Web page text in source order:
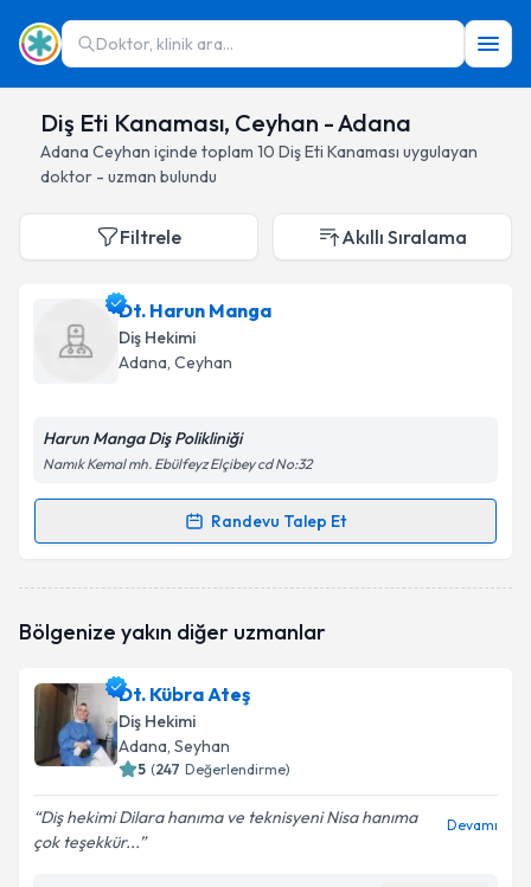
Doktor, klinik ara...
Diş Eti Kanaması, Ceyhan - Adana
Adana Ceyhan içinde toplam 10 Diş Eti Kanaması uygulayan
doktor - uzman bulundu
Filtrele Akıllı Sıralama
Dt. Harun Manga
Diş Hekimi
Adana, Ceyhan
Harun Manga Diş Polikliniği
Namık Kemal mh. Ebülfeyz Elçibey cd No:32
Randevu Talep Et
Randevu Takvimi Talebi
oluşturun. Size bu uzmandan randevu almanız için bir
E-posta Adresiniz
Kişisel verilerimin işlenmesine ilişkinAydınlatma
Metni
Bölgenize yakın diğer uzmanlar
Dt. Kübra Ateş
Diş Hekimi
Adana, Seyhan
5 (247 Değerlendirme)
Diş hekimi Dilara hanıma ve teknisyeni Nisa hanıma
çok teşekkür...
Devamı